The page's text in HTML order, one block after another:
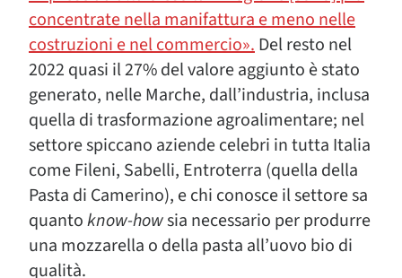
concentrate nella manifattura e meno nelle
costruzioni e nel commercio».Del resto nel
2022 quasi il 27% del valore aggiunto è stato
generato, nelle Marche, dall’industria, inclusa
quella di trasformazione agroalimentare; nel
settore spiccano aziende celebri in tutta Italia
come Fileni, Sabelli, Entroterra (quella della
Pasta di Camerino), e chi conosce il settore sa
quantoknow-howsia necessario per produrre
una mozzarella o della pasta all’uovo bio di
qualità.